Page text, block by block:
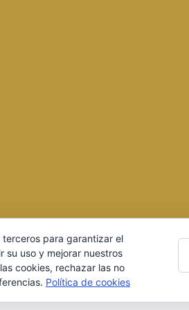
Duero S.L. Página desarrollada por
para garantizar el
su uso y mejorar nuestros
cookies, rechazar las no
Política de cookies